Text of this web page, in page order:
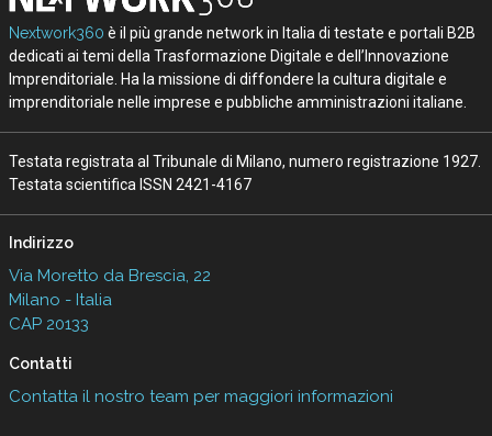
Nextwork360 è il più grande network in Italia di testate e portali B2B
dedicati ai temi della Trasformazione Digitale e dell’Innovazione
Imprenditoriale. Ha la missione di diffondere la cultura digitale e
imprenditoriale nelle imprese e pubbliche amministrazioni italiane.
Testata registrata al Tribunale di Milano, numero registrazione 1927.
Testata scientifica ISSN 2421-4167
Indirizzo
Via Moretto da Brescia, 22
Milano - Italia
CAP 20133
Contatti
Contatta il nostro team per maggiori informazioni